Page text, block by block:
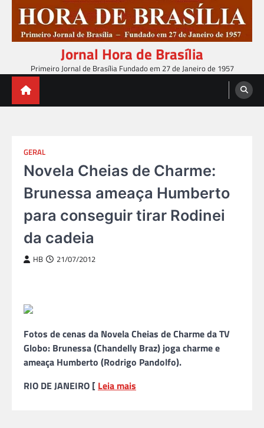
content
Jornal Hora de Brasília
Primeiro Jornal de Brasília Fundado em 27 de Janeiro de 1957
GERAL
Novela Cheias de Charme:
Brunessa ameaça Humberto
para conseguir tirar Rodinei
da cadeia
HB 21/07/2012
Fotos de cenas da Novela Cheias de Charme da TV
Globo: Brunessa (Chandelly Braz) joga charme e
ameaça Humberto (Rodrigo Pandolfo).
RIO DE JANEIRO [ Leia mais